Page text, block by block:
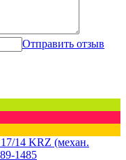
Отправить отзыв